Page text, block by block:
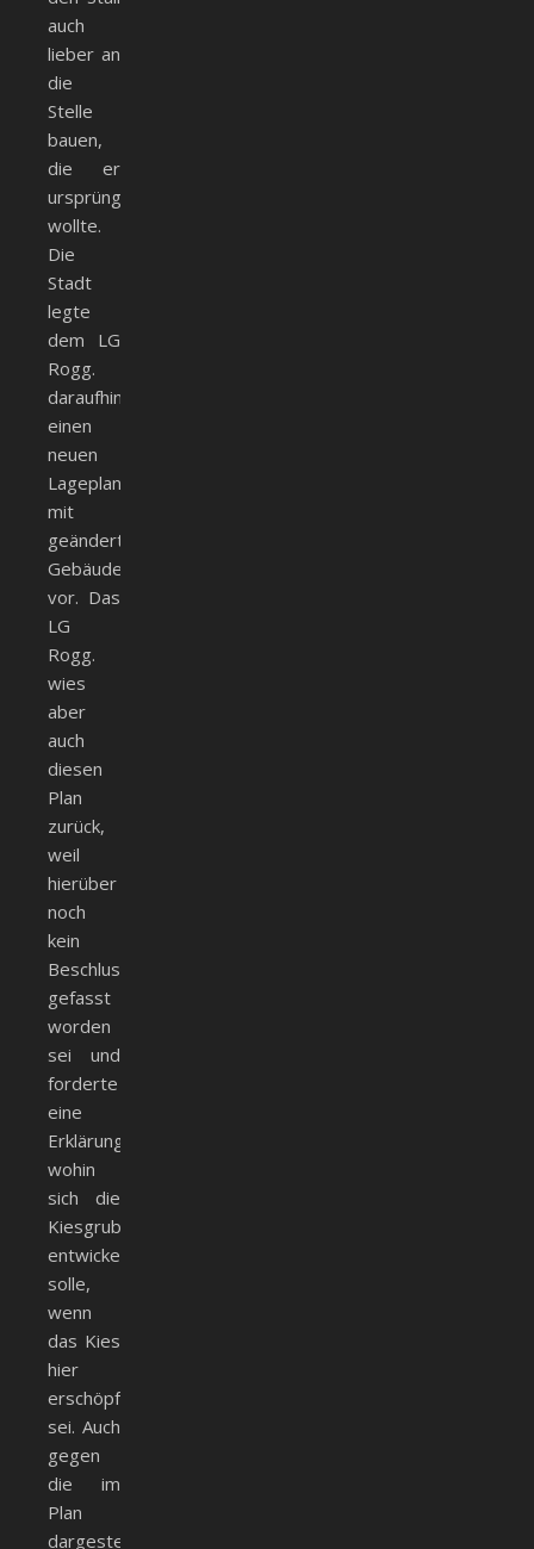
auch
lieber an
die
Stelle
bauen,
die er
ursprünglich
wollte.
Die
Stadt
legte
dem LG
Rogg.
daraufhin
einen
neuen
Lageplan
mit
geänderter
Gebäudestellung
vor. Das
LG
Rogg.
wies
aber
auch
diesen
Plan
zurück,
weil
hierüber
noch
kein
Beschluss
gefasst
worden
sei und
forderte
eine
Erklärung,
wohin
sich die
Kiesgrube
entwickeln
solle,
wenn
das Kies
hier
erschöpft
sei. Auch
gegen
die im
Plan
dargestellte